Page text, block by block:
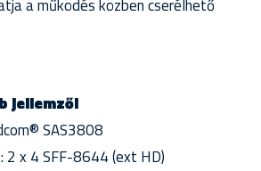
a működés közben cserélhető
jellemzői
SAS3808
2 x 4 SFF-8644 (ext HD)